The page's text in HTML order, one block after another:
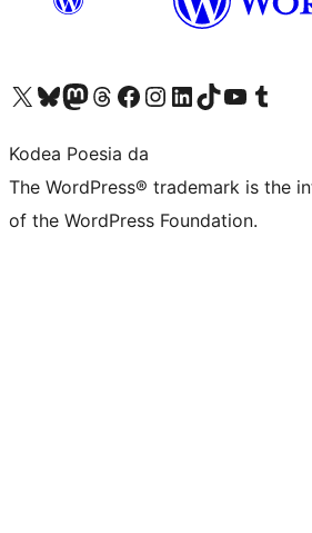
Visit our X (formerly Twitter) account
Visit our Bluesky account
Visit our Mastodon account
Visit our Threads account
Bisitatu gure Facebook orrialdea
Visit our Instagram account
Visit our LinkedIn account
Visit our TikTok account
Visit our YouTube channel
Visit our Tumblr
Kodea Poesia da
The WordPress® trademark is the
of the WordPress Foundation.